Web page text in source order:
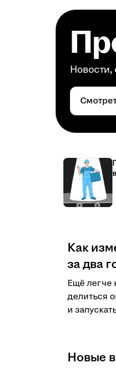
Как
за два
Ещё легче
делиться
и
Новые